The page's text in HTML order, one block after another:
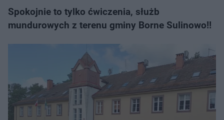
Spokojnie to tylko ćwiczenia, służb
mundurowych z terenu gminy Borne Sulinowo!!